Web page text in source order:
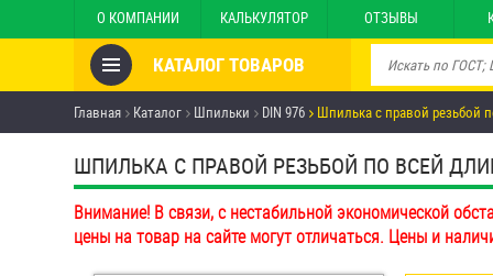
О КОМПАНИИ КАЛЬКУЛЯТОР ОТЗЫВЫ
КАТАЛОГ ТОВАРОВ
Товары со скидкой
Анкеры
Антивандальный крепёж,
инструмент
Болты и винты
Главная Каталог Шпильки DIN 976 Шпилька с правой резьбой
ШПИЛЬКА С ПРАВОЙ РЕЗЬБОЙ ПО ВСЕЙ
Внимание! В связи, с нестабильной экономической
цены на товар на сайте могут отличаться. Цены и